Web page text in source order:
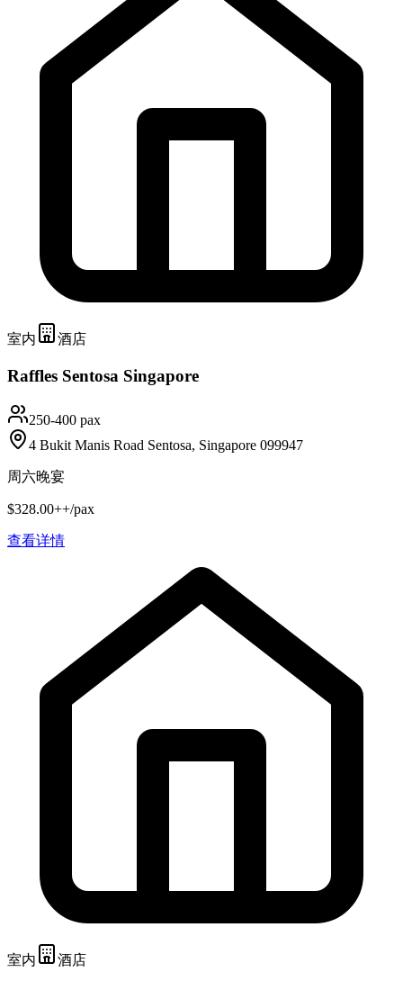
室内 酒店
Raffles Sentosa Singapore
250-400 pax
4 Bukit Manis Road Sentosa, Singapore 099947
周六晚宴
$328.00++/pax
查看详情
室内 酒店